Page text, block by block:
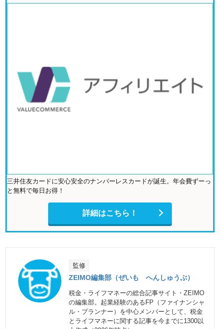
三井住友カードに安心安全のナンバーレスカードが誕生。年会費ずーっ
と無料で毎日お得！
詳細はこちら！
監修
ZEIMO編集部（ぜいも へんしゅうぶ）
税金・ライフマネーの総合記事サイト・ZEIMO
の編集部。起業経験のあるFP（ファイナンシャ
ル・プランナー）を中心メンバーとして、税金
とライフマネーに関する記事を今までに1300以